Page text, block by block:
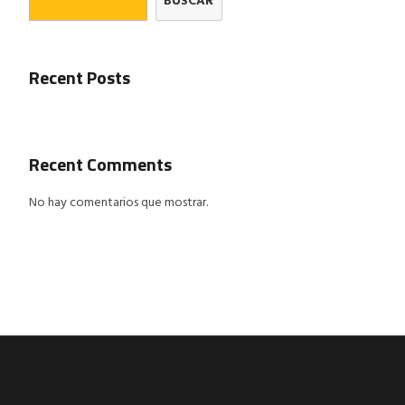
Recent Posts
Recent Comments
No hay comentarios que mostrar.